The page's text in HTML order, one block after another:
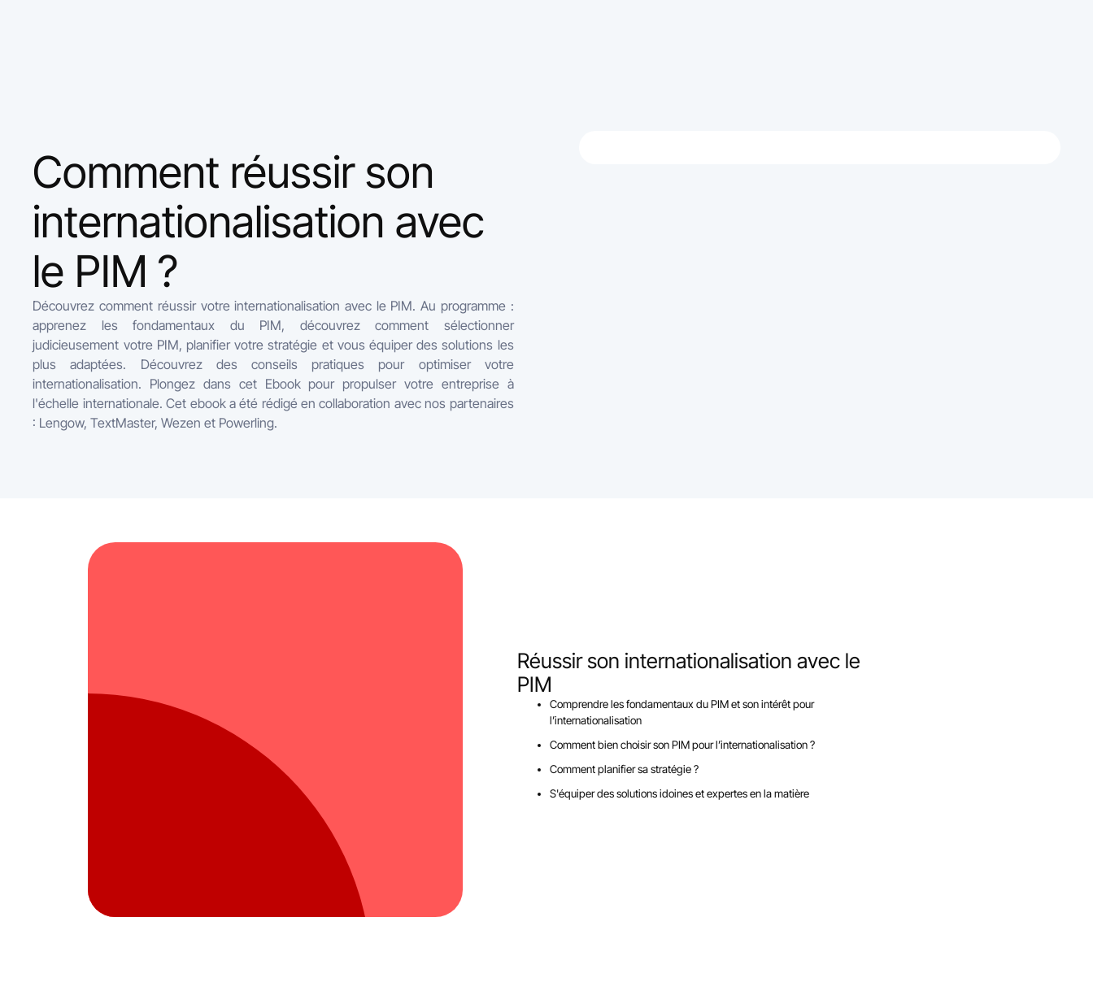
Comment réussir son
internationalisation avec
le PIM ?
Découvrez comment réussir votre internationalisation avec le PIM. Au programme :
apprenez les fondamentaux du PIM, découvrez comment sélectionner
judicieusement votre PIM, planifier votre stratégie et vous équiper des solutions les
plus adaptées. Découvrez des conseils pratiques pour optimiser votre
internationalisation. Plongez dans cet Ebook pour propulser votre entreprise à
l'échelle internationale. Cet ebook a été rédigé en collaboration avec nos partenaires
: Lengow, TextMaster, Wezen et Powerling.
Réussir son internationalisation avec le
PIM
Comprendre les fondamentaux du PIM et son intérêt pour
l’internationalisation
Comment bien choisir son PIM pour l’internationalisation ?
Comment planifier sa stratégie ?
S'équiper des solutions idoines et expertes en la matière